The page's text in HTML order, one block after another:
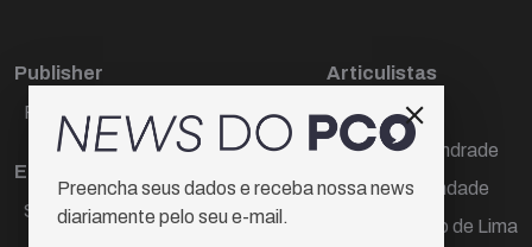
Publisher
Paulo Cesar de Oliveira
Editora Chefe
Sueli Cotta
Articulistas
Décio Freire
Dr Marcos Andrade
Hamilton Trindade
Igor Carvalho de Lima
Preencha seus dados e receba nossa news
diariamente pelo seu e-mail.